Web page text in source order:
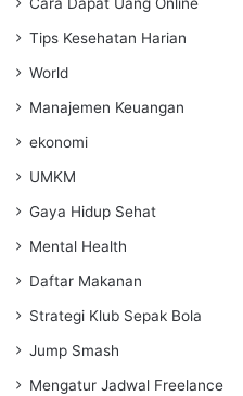
Cara Dapat Uang Online
Tips Kesehatan Harian
World
Manajemen Keuangan
ekonomi
UMKM
Gaya Hidup Sehat
Mental Health
Daftar Makanan
Strategi Klub Sepak Bola
Jump Smash
Mengatur Jadwal Freelance